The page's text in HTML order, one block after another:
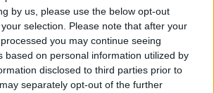
by us, please use the below opt-out
selection. Please note that after your
you may continue seeing
based on personal information utilized by
disclosed to third parties prior to
separately opt-out of the further
διακοπές
οικισμός μένει
ακόμη και για
12 ώρες και ζητά
τη ΔΕΥΑΛ